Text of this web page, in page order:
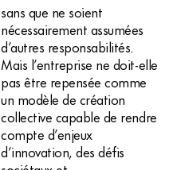
sans que ne soient
nécessairement assumées
d’autres responsabilités.
Mais l’entreprise ne doit-elle
pas être repensée comme
un modèle de création
collective capable de rendre
compte d’enjeux
d’innovation, des défis